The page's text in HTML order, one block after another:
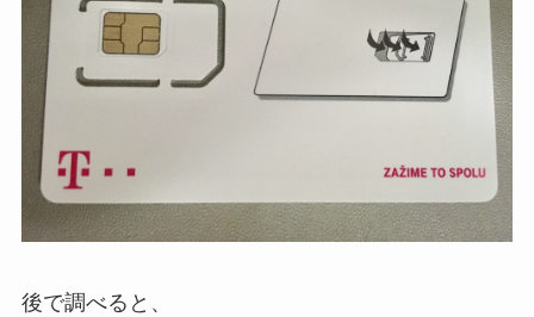
後で調べると、